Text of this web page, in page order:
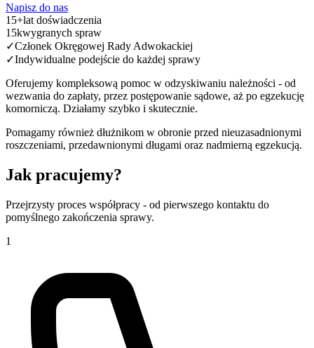
Napisz do nas
15+lat doświadczenia
15kwygranych spraw
✓Członek Okręgowej Rady Adwokackiej
✓Indywidualne podejście do każdej sprawy
Oferujemy kompleksową pomoc w odzyskiwaniu należności - od
wezwania do zapłaty, przez postępowanie sądowe, aż po egzekucję
komorniczą. Działamy szybko i skutecznie.
Pomagamy również dłużnikom w obronie przed nieuzasadnionymi
roszczeniami, przedawnionymi długami oraz nadmierną egzekucją.
Jak pracujemy?
Przejrzysty proces współpracy - od pierwszego kontaktu do
pomyślnego zakończenia sprawy.
1